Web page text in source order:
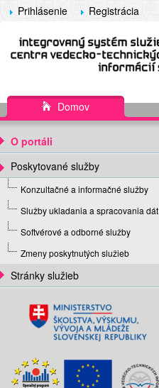
Prihlásenie Registrácia
Domov
O portáli
Poskytované služby
Konzultačné a informačné služby
Služby ukladania a spracovania dát
Softvérové a odborné služby
Zmeny poskytnutých služieb
Stránky služieb